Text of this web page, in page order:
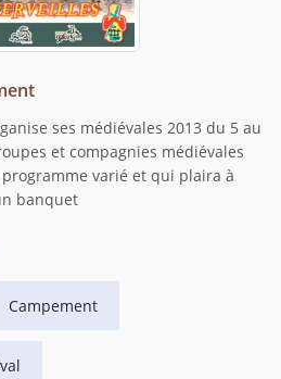
ses médiévales 2013 du 5 au
et compagnies médiévales
varié et qui plaira à
banquet
Campement